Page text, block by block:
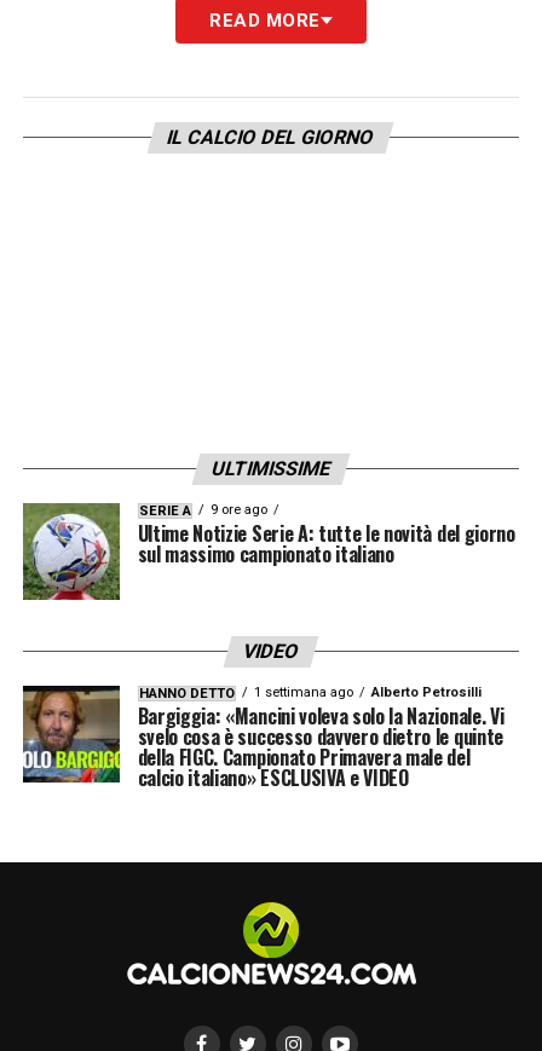
LA PLAYLIST DELLE NOSTRE TOP NEWS
READ MORE
IL CALCIO DEL GIORNO
ULTIMISSIME
SERIE A 9 ore ago
Ultime Notizie Serie A: tutte le novità del giorno
sul massimo campionato italiano
VIDEO
HANNO DETTO 1 settimana ago Alberto Petrosilli
Bargiggia: «Mancini voleva solo la Nazionale. Vi
svelo cosa è successo davvero dietro le quinte
della FIGC. Campionato Primavera male del
calcio italiano» ESCLUSIVA e VIDEO